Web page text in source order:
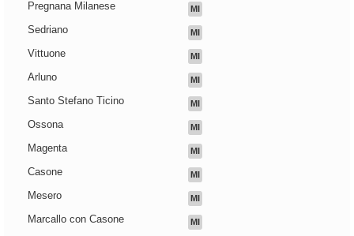
Pregnana Milanese MI
Sedriano MI
Vittuone MI
Arluno MI
Santo Stefano Ticino MI
Ossona MI
Magenta MI
Casone MI
Mesero MI
Marcallo con Casone MI